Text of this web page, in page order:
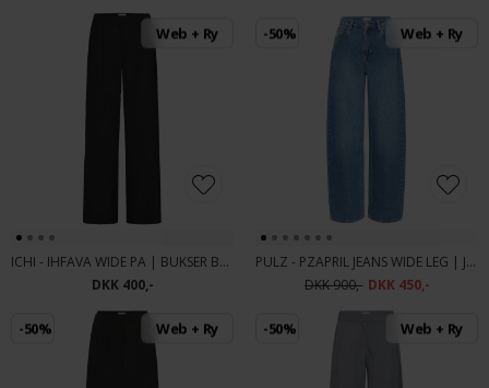
Web + Ry
ICHI - IHFAVA WIDE PA | BUKSER BLACK
DKK 400,-
-50% Web + Ry
PULZ - PZAPRIL JEANS WIDE LEG | JEANS MEDIUM BLUE DENIM
DKK 900,- DKK 450,-
-50% Web + Ry -50% Web + Ry